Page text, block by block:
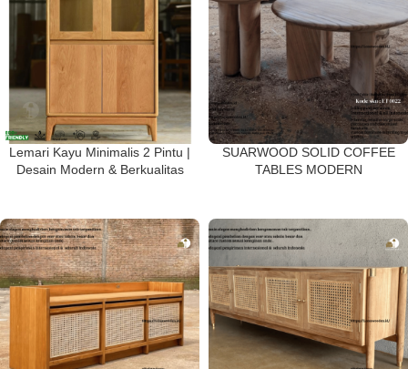
Lemari Kayu Minimalis 2 Pintu |
Desain Modern & Berkualitas
SUARWOOD SOLID COFFEE
TABLES MODERN
LANAWOODEN.ID